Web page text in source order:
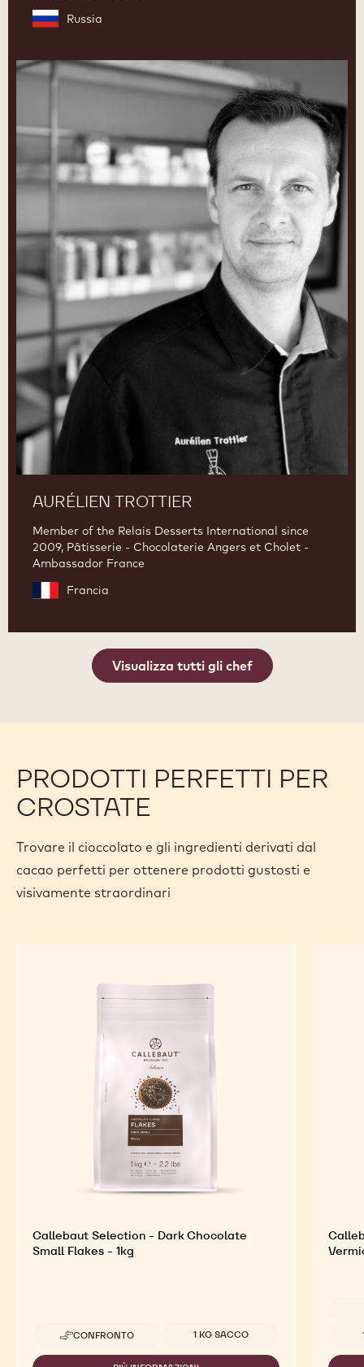
Russia
AURÉLIEN TROTTIER
Member of the Relais Desserts International since
2009, Pâtisserie - Chocolaterie Angers et Cholet -
Ambassador France
Francia
Aurélien
Visualizza tutti gli chef
PRODOTTI PERFETTI PER
CROSTATE
Trovare il cioccolato e gli ingredienti derivati dal
cacao perfetti per ottenere prodotti gustosti e
visivamente straordinari
Callebaut Selection - Dark Chocolate
Small Flakes - 1kg
CONFRONTO
-
CALLEBAUT
Dimensioni disponibili
1 KG SACCO